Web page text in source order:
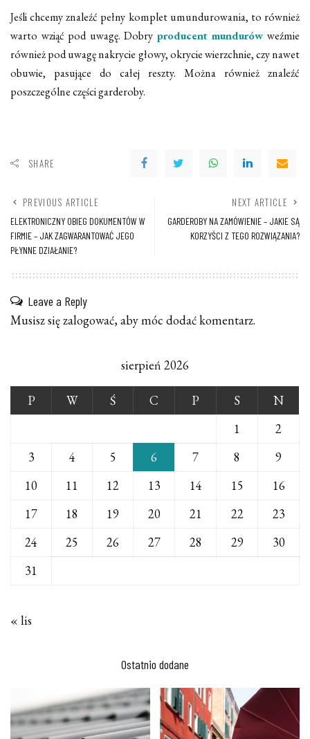
Jeśli chcemy znaleźć pełny komplet umundurowania, to również
warto wziąć pod uwagę. Dobry producent mundurów weźmie
również pod uwagę nakrycie głowy, okrycie wierzchnie, czy nawet
obuwie, pasujące do całej reszty. Można również znaleźć
poszczególne części garderoby.
SHARE
PREVIOUS ARTICLE
ELEKTRONICZNY OBIEG DOKUMENTÓW W
FIRMIE – JAK ZAGWARANTOWAĆ JEGO
PŁYNNE DZIAŁANIE?
NEXT ARTICLE
GARDEROBY NA ZAMÓWIENIE – JAKIE SĄ
KORZYŚCI Z TEGO ROZWIĄZANIA?
Leave a Reply
Musisz sięzalogować, aby móc dodać komentarz.
sierpień 2026
P W Ś C P S
N
1
2
3
4 5 6 7 8
9
10
11 12 13 14 15
16
17
18 19 20 21 22
23
24
25 26 27 28 29
30
31
« lis
Ostatnio dodane